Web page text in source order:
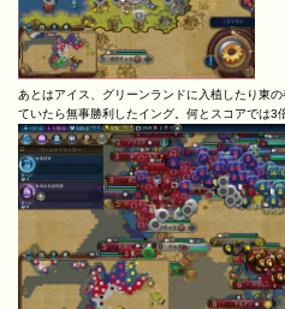
あとはアイス、グリーンランドに入植したり東
ていたら無事勝利したイング。何とスコアでは3